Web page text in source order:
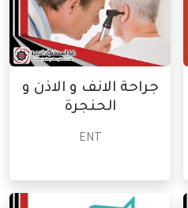
جراحة الانف و الاذن و
الحنجرة
ENT